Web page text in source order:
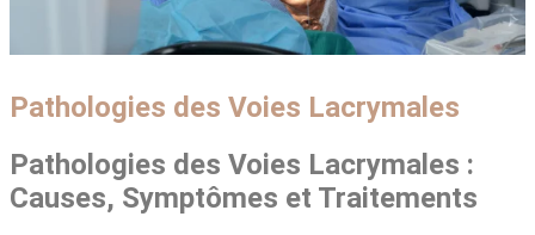
Pathologies des Voies Lacrymales
Pathologies des Voies Lacrymales :
Causes, Symptômes et Traitements